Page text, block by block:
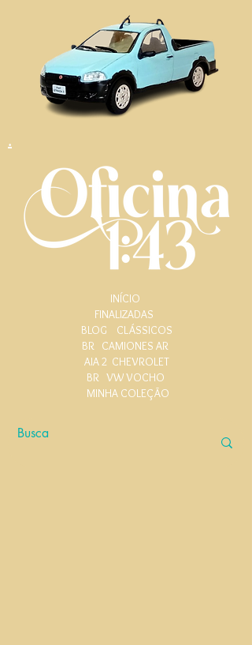
.
INÍCIO
FINALIZADAS
BLOG
CLÁSSICOS
BR CAMIONES AR
AIA 2 CHEVROLET
BR VW VOCHO
MINHA COLEÇÃO